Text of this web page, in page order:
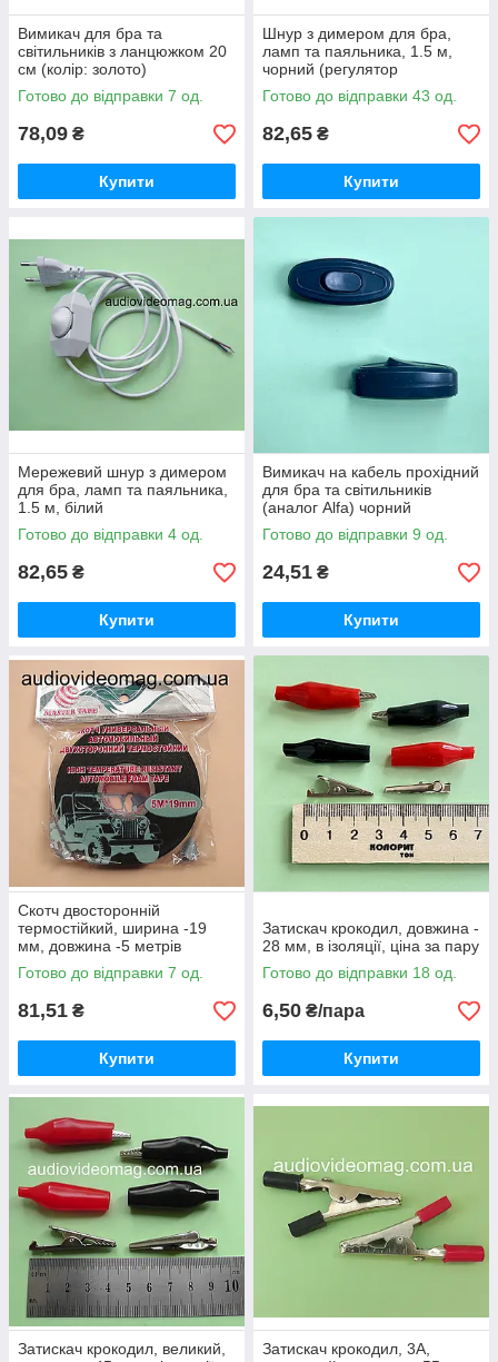
Вимикач для бра та
світильників з ланцюжком 20
см (колір: золото)
Готово до відправки 7 од.
78,09 ₴
Купити
Шнур з димером для бра,
ламп та паяльника, 1.5 м,
чорний (регулятор
потужності)
Готово до відправки 43 од.
82,65 ₴
Купити
Мережевий шнур з димером
для бра, ламп та паяльника,
1.5 м, білий
Готово до відправки 4 од.
82,65 ₴
Купити
Вимикач на кабель прохідний
для бра та світильників
(аналог Alfa) чорний
Готово до відправки 9 од.
24,51 ₴
Купити
Скотч двосторонній
термостійкий, ширина -19
мм, довжина -5 метрів
Готово до відправки 7 од.
81,51 ₴
Купити
Затискач крокодил, довжина -
28 мм, в ізоляції, ціна за пару
Готово до відправки 18 од.
6,50 ₴/пара
Купити
Затискач крокодил, великий,
Затискач крокодил, 3А,